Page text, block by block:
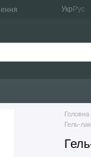
Укр Рус
Головна
Гель-